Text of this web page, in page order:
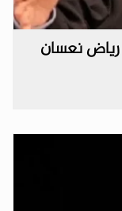
نعسان